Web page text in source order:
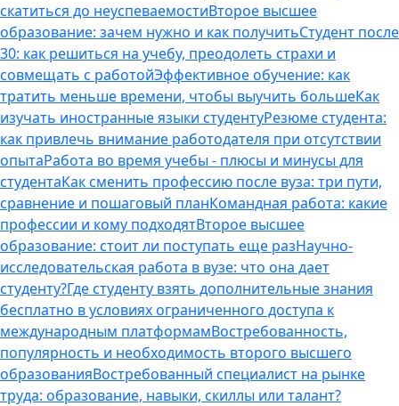
скатиться до неуспеваемостиВторое высшее
образование: зачем нужно и как получитьСтудент после
30: как решиться на учебу, преодолеть страхи и
совмещать с работойЭффективное обучение: как
тратить меньше времени, чтобы выучить большеКак
изучать иностранные языки студентуРезюме студента:
как привлечь внимание работодателя при отсутствии
опытаРабота во время учебы - плюсы и минусы для
студентаКак сменить профессию после вуза: три пути,
сравнение и пошаговый планКомандная работа: какие
профессии и кому подходятВторое высшее
образование: стоит ли поступать еще разНаучно-
исследовательская работа в вузе: что она дает
студенту?Где студенту взять дополнительные знания
бесплатно в условиях ограниченного доступа к
международным платформамВостребованность,
популярность и необходимость второго высшего
образованияВостребованный специалист на рынке
труда: образование, навыки, скиллы или талант?